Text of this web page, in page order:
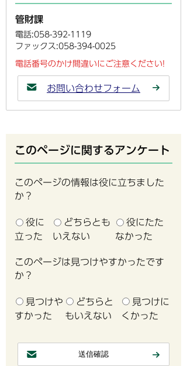
管財課
電話:058-392-1119
ファックス:058-394-0025
電話番号のかけ間違いにご注意ください!
お問い合わせフォーム
このページに関するアンケート
このページの情報は役に立ちました
か？
役に
立った
どちらとも
いえない
役にたた
なかった
このページは見つけやすかったです
か？
見つけや
すかった
どちらと
もいえない
見つけに
くかった